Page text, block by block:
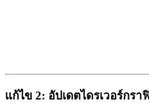
แก้ไข 2: อัปเดตไดรเวอร์กร